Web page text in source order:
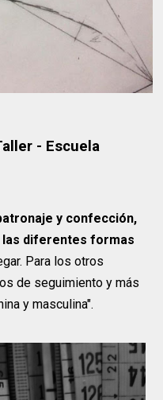
- Escuela
y confección,
las diferentes formas
Para los otros
de seguimiento y más
y masculina".